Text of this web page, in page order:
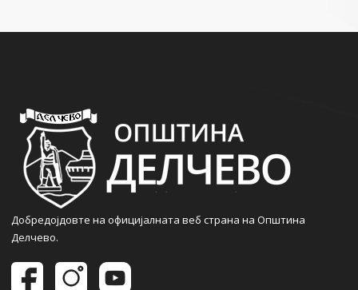
Добредојдовте на официјалната веб страна на Општина
Делчево.